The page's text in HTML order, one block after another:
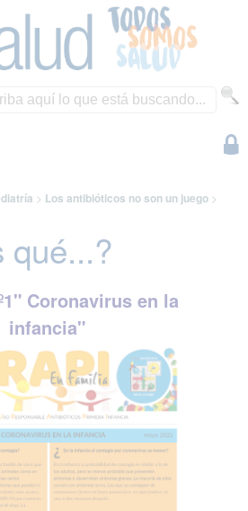
> Los antibióticos no son un juego >
qué...?
Coronavirus en la
infancia"